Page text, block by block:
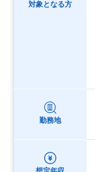
対象となる方
勤務地